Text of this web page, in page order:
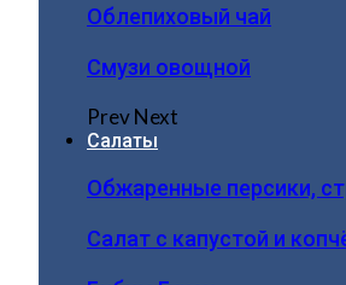
Облепиховый чай
Смузи овощной
PrevNext
Салаты
Обжаренные персики,
Салат с капустой и